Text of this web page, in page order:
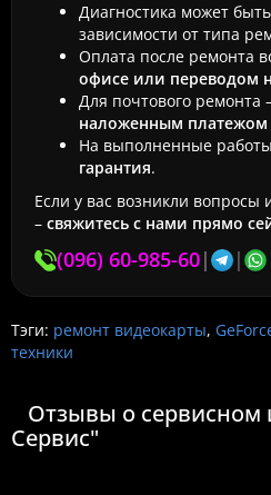
Диагностика может быть
зависимости от типа
Оплата после ремонта
офисе или переводом
Для почтового ремонта
наложенным платежом
На выполненные
гарантия.
Если у вас возникли вопросы
– свяжитесь с нами прямо
(096) 60-985-60| |
Тэги: ремонт видеокарты,
техники
Отзывы о сервисном
Сервис"